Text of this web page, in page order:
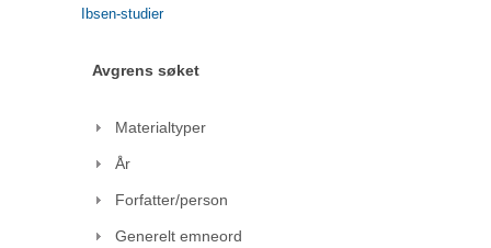
Ibsen-studier
Avgrens søket
Materialtyper
År
Forfatter/person
Generelt emneord